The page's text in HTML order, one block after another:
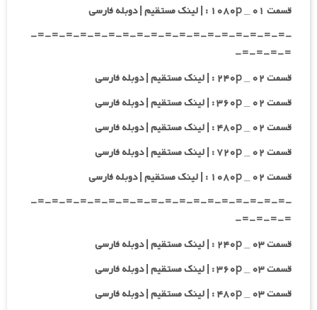
قسمت ۰۱ _ ۱۰۸۰p : | لینک مستقیم | دوبله فارسی
-=-=-=-=-=-=-=-=-=-=-=-=-=-=-=-=-=-=-
=-=-=-=-
قسمت ۰۲ _ ۲۴۰p : | لینک مستقیم | دوبله فارسی
قسمت ۰۲ _ ۳۶۰p : | لینک مستقیم | دوبله فارسی
قسمت ۰۲ _ ۴۸۰p : | لینک مستقیم | دوبله فارسی
قسمت ۰۲ _ ۷۲۰p : | لینک مستقیم | دوبله فارسی
قسمت ۰۲ _ ۱۰۸۰p : | لینک مستقیم | دوبله فارسی
-=-=-=-=-=-=-=-=-=-=-=-=-=-=-=-=-=-=-
=-=-=-=-
قسمت ۰۳ _ ۲۴۰p : | لینک مستقیم | دوبله فارسی
قسمت ۰۳ _ ۳۶۰p : | لینک مستقیم | دوبله فارسی
قسمت ۰۳ _ ۴۸۰p : | لینک مستقیم | دوبله فارسی